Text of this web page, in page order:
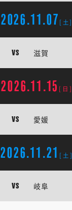
2026.11.07 [土]
VS 滋賀
2026.11.15 [日]
VS 愛媛
2026.11.21 [土]
VS 岐阜